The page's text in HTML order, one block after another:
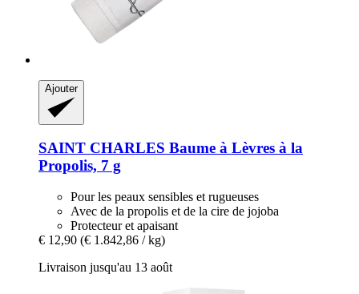
Ajouter
SAINT CHARLES Baume à Lèvres à la
Propolis, 7 g
Pour les peaux sensibles et rugueuses
Avec de la propolis et de la cire de jojoba
Protecteur et apaisant
€ 12,90 (€ 1.842,86 / kg)
Livraison jusqu'au 13 août